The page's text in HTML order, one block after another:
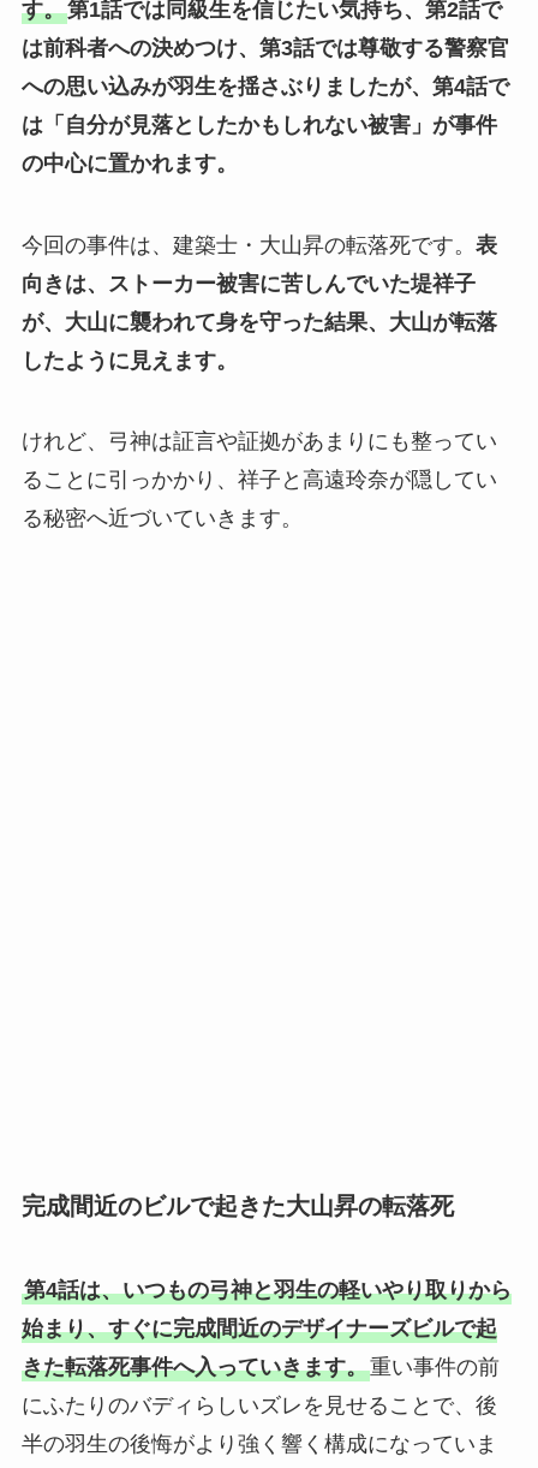
す。第1話では同級生を信じたい気持ち、第2話で
は前科者への決めつけ、第3話では尊敬する警察官
への思い込みが羽生を揺さぶりましたが、第4話で
は「自分が見落としたかもしれない被害」が事件
の中心に置かれます。
今回の事件は、建築士・大山昇の転落死です。 表
向きは、ストーカー被害に苦しんでいた堤祥子
が、大山に襲われて身を守った結果、大山が転落
したように見えます。
けれど、弓神は証言や証拠があまりにも整ってい
ることに引っかかり、祥子と高遠玲奈が隠してい
る秘密へ近づいていきます。
完成間近のビルで起きた大山昇の転落死
第4話は、いつもの弓神と羽生の軽いやり取りから
始まり、すぐに完成間近のデザイナーズビルで起
きた転落死事件へ入っていきます。重い事件の前
にふたりのバディらしいズレを見せることで、後
半の羽生の後悔がより強く響く構成になっていま